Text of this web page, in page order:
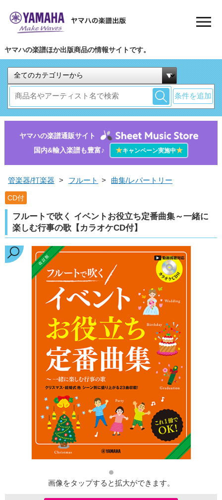
ヤマハの楽譜ほか出版商品の情報サイトです。
条件を追加
ヤマハの楽譜通販サイト
国内&輸入楽譜も豊富♪
★キャンペーン実施中★
管楽器/打楽器 > フルート > 曲集/レパートリー
CD付
フルートで吹く イベントお役立ち定番曲集～一緒に
楽しむ行事の歌【カラオケCD付】
画像をタップすると拡大ができます。